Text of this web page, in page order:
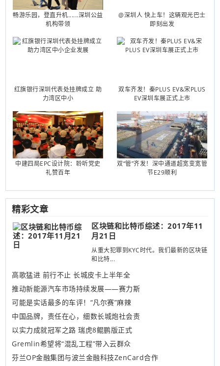
畅游乐园，登直升机......深圳公益
机构带领
@深圳人 快上车！这辆观光巴士
即刻出发
红旗银行深圳代表处挂牌成立 助
力湾区中小
双车齐发！秦PLUS EV&宋PLUS
EV深圳车展正式上市
中建四局EPC设计院：聆听党史
礼赞百年
双“管”齐发！深中通道超宽变宽管
节E29顺利
精彩文章
区块链和比特币综述：2017年11
月21日
从重大犯罪到KYC时代。我们最新的区块链
和比特...
高歌猛进 前行不止 长城皮卡上半年全
推动新能源汽车市场持续发展——赛力斯
可能是实话最多的车评！“凡尔赛”麻辣
中国品牌，责任在心，细数长城炮社会责
以实力成就冠军之路 瑞虎8鲲鹏版正式
Gremlin希望将“混乱工程”带入云群众
芬兰OP金融集团与波兰金融科技ZenCard合作